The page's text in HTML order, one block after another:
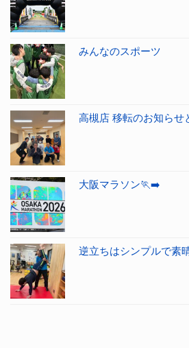
みんなのスポーツ
高槻店 移転のお知らせ
大阪マラソン🏃‍➡️
逆立ちはシンプルで素